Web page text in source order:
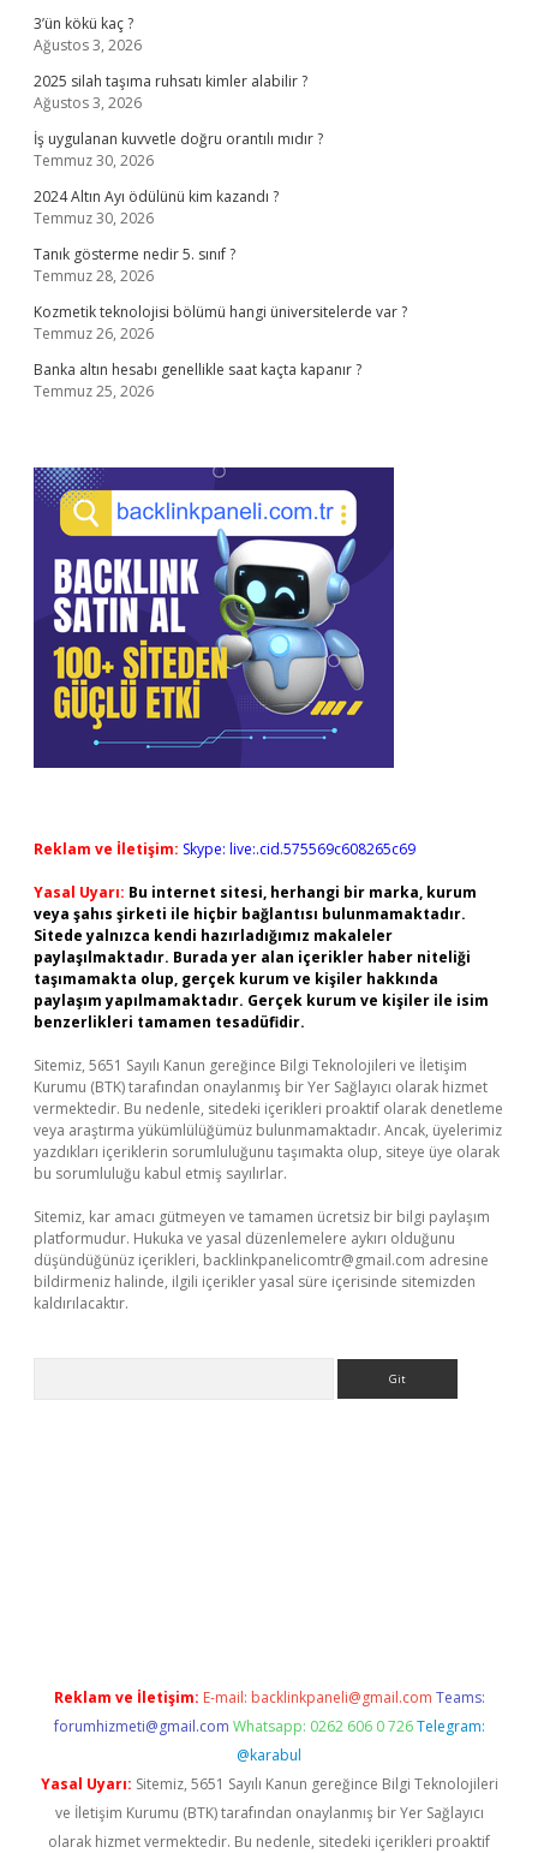
3’ün kökü kaç ?
Ağustos 3, 2026
2025 silah taşıma ruhsatı kimler alabilir ?
Ağustos 3, 2026
İş uygulanan kuvvetle doğru orantılı mıdır ?
Temmuz 30, 2026
2024 Altın Ayı ödülünü kim kazandı ?
Temmuz 30, 2026
Tanık gösterme nedir 5. sınıf ?
Temmuz 28, 2026
Kozmetik teknolojisi bölümü hangi üniversitelerde var ?
Temmuz 26, 2026
Banka altın hesabı genellikle saat kaçta kapanır ?
Temmuz 25, 2026
Reklam ve İletişim: Skype: live:.cid.575569c608265c69
Yasal Uyarı: Bu internet sitesi, herhangi bir marka, kurum
veya şahıs şirketi ile hiçbir bağlantısı bulunmamaktadır.
Sitede yalnızca kendi hazırladığımız makaleler
paylaşılmaktadır. Burada yer alan içerikler haber niteliği
taşımamakta olup, gerçek kurum ve kişiler hakkında
paylaşım yapılmamaktadır. Gerçek kurum ve kişiler ile isim
benzerlikleri tamamen tesadüfidir.
Sitemiz, 5651 Sayılı Kanun gereğince Bilgi Teknolojileri ve İletişim
Kurumu (BTK) tarafından onaylanmış bir Yer Sağlayıcı olarak hizmet
vermektedir. Bu nedenle, sitedeki içerikleri proaktif olarak denetleme
veya araştırma yükümlülüğümüz bulunmamaktadır. Ancak, üyelerimiz
yazdıkları içeriklerin sorumluluğunu taşımakta olup, siteye üye olarak
bu sorumluluğu kabul etmiş sayılırlar.
Sitemiz, kar amacı gütmeyen ve tamamen ücretsiz bir bilgi paylaşım
platformudur. Hukuka ve yasal düzenlemelere aykırı olduğunu
düşündüğünüz içerikleri, backlinkpanelicomtr@gmail.com adresine
bildirmeniz halinde, ilgili içerikler yasal süre içerisinde sitemizden
kaldırılacaktır.
Reklam ve İletişim: E-mail: backlinkpaneli@gmail.com Teams:
forumhizmeti@gmail.com Whatsapp: 0262 606 0 726 Telegram:
@karabul
Yasal Uyarı: Sitemiz, 5651 Sayılı Kanun gereğince Bilgi Teknolojileri
ve İletişim Kurumu (BTK) tarafından onaylanmış bir Yer Sağlayıcı
olarak hizmet vermektedir. Bu nedenle, sitedeki içerikleri proaktif